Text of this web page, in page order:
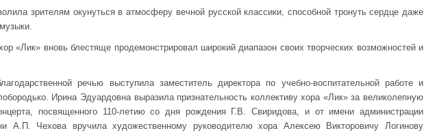
зрителям окунуться в атмосферу вечной русской классики, способной тронуть сердце даже
«Лик» вновь блестяще продемонстрировал широкий диапазон своих творческих возможностей и
речью выступила заместитель директора по учебно-воспитательной работе и
Ирина Эдуардовна выразила признательность коллективу хора «Лик» за великолепную
посвященного 110-летию со дня рождения Г.В. Свиридова, и от имени администрации
А.П. Чехова вручила художественному руководителю хора Алексею Викторовичу Логинову